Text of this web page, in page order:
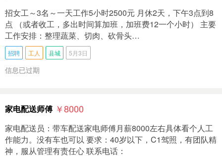
招女工～3名～一天工作5小时2500元 月休2天，下午3点到8
点 （或者收工，多出时间算加班，加班费12一个小时） 主要
工作安排：整理蔬菜、切肉、砍骨头…
招聘 工人 县城 5月3日
信息已过期
家电配送师傅 ￥8000
家电配送员：带车配送家电师傅月薪8000左右具体看个人工
作能力。没有车也可以 要求：40岁以下，C1驾照，有团队精
神，服从管理有责任心 联系电话：